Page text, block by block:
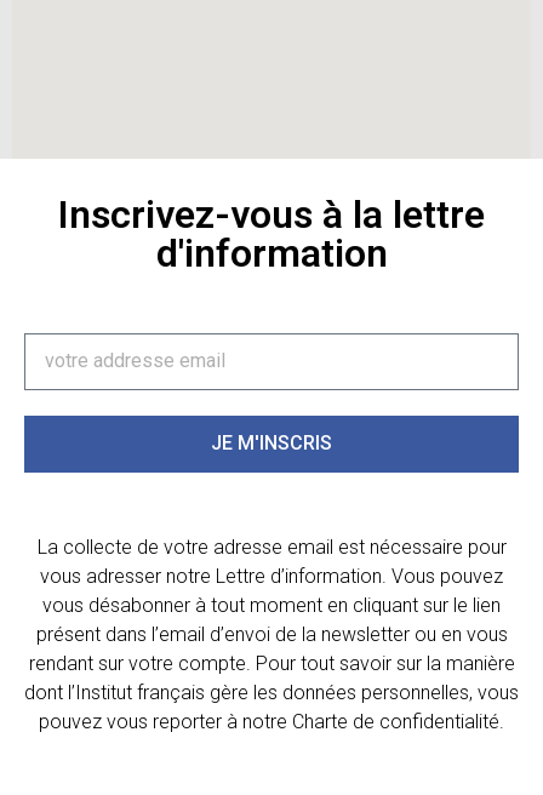
Inscrivez-vous à la lettre
d'information
JE M'INSCRIS
La collecte de votre adresse email est nécessaire pour
vous adresser notre Lettre d’information. Vous pouvez
vous désabonner à tout moment en cliquant sur le lien
présent dans l’email d’envoi de la newsletter ou en vous
rendant sur votre compte. Pour tout savoir sur la manière
dont l’Institut français gère les données personnelles, vous
pouvez vous reporter à notre Charte de confidentialité.